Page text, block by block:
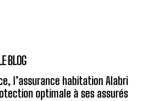
BLOG
l’assurance habitation Alabri
optimale à ses assurés